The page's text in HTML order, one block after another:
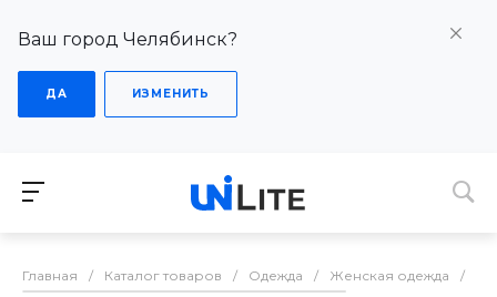
Ваш город Челябинск?
ДА ИЗМЕНИТЬ
Главная / Каталог товаров / Одежда / Женская одежда /